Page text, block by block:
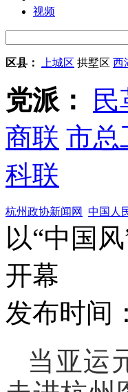
视频
区县： 上城区 拱墅区 西
党派： 民
商联 市总
科联
杭州政协新闻网 中国人
以“中国
开幕
发布时间
当亚运